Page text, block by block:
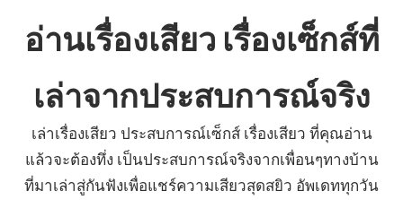
อ่านเรื่องเสียว เรื่องเซ็กส์ที่
เล่าจากประสบการณ์จริง
เล่าเรื่องเสียว ประสบการณ์เซ็กส์ เรื่องเสียว ที่คุณอ่าน
แล้วจะต้องทึ่ง เป็นประสบการณ์จริงจากเพื่อนๆทางบ้าน
ที่มาเล่าสู่กันฟังเพื่อแชร์ความเสียวสุดสยิว อัพเดททุกวัน